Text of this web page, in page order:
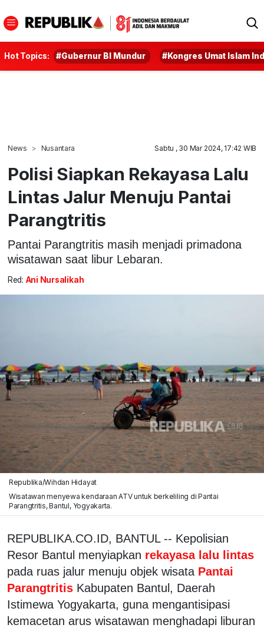
Hot Topics: #Gubernur BI Mundur #Kongres Umat Islam
News Nusantara Sabtu , 30 Mar 2024, 17:42 WIB
Polisi Siapkan Rekayasa Lalu
Lintas Jalur Menuju Pantai
Parangtritis
Pantai Parangtritis masih menjadi primadona
wisatawan saat libur Lebaran.
Red: Ani Nursalikah
Republika/Wihdan Hidayat
Wisatawan menyewa kendaraan ATV untuk berkeliling di Pantai
Parangtritis, Bantul, Yogyakarta.
REPUBLIKA.CO.ID, BANTUL -- Kepolisian
Resor Bantul menyiapkan rekayasa lalu lintas
pada ruas jalur menuju objek wisata Pantai
Parangtritis Kabupaten Bantul, Daerah
Istimewa Yogyakarta, guna mengantisipasi
kemacetan arus wisatawan menghadapi liburan